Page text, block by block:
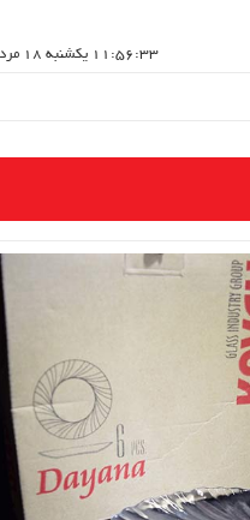
11:56:34 یکشنبه 18 مرداد 1405